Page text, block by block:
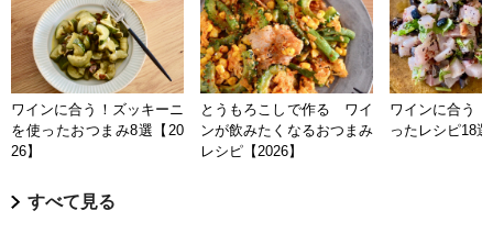
ワインに合う！ズッキーニ
を使ったおつまみ8選【20
26】
とうもろこしで作る ワイ
ンが飲みたくなるおつまみ
レシピ【2026】
ワインに合う
ったレシピ18
すべて見る